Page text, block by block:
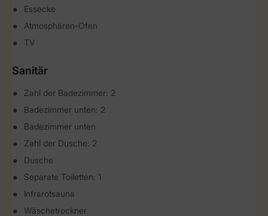
Essecke
Atmosphären-Ofen
TV
Sanitär
Zahl der Badezimmer: 2
Badezimmer unten: 2
Badezimmer unten
Zahl der Dusche: 2
Dusche
Separate Toiletten: 1
Infrarotsauna
Wäschetrockner